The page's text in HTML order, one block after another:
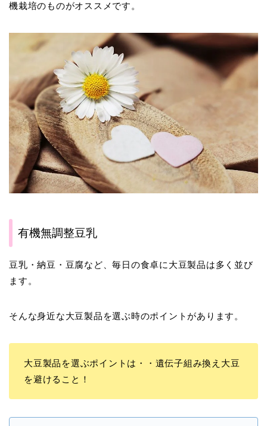
機栽培のものがオススメです。
有機無調整豆乳
豆乳・納豆・豆腐など、毎日の食卓に大豆製品は多く並び
ます。
そんな身近な大豆製品を選ぶ時のポイントがあります。
大豆製品を選ぶポイントは・・遺伝子組み換え大豆
を避けること！